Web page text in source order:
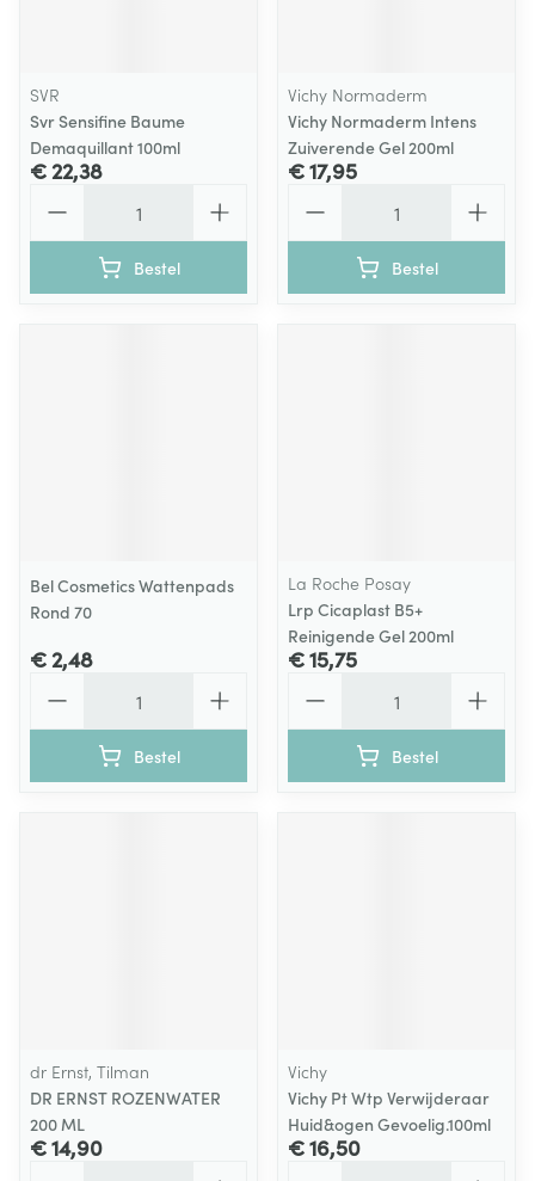
SVR
Svr Sensifine Baume
Demaquillant 100ml
€ 22,38
Bestel
Vichy Normaderm
Vichy Normaderm Intens
Zuiverende Gel 200ml
€ 17,95
Bestel
Bel Cosmetics Wattenpads
Rond 70
€ 2,48
Bestel
La Roche Posay
Lrp Cicaplast B5+
Reinigende Gel 200ml
€ 15,75
Bestel
dr Ernst, Tilman
DR ERNST ROZENWATER
200 ML
€ 14,90
Vichy
Vichy Pt Wtp Verwijderaar
Huid&ogen Gevoelig.100ml
€ 16,50